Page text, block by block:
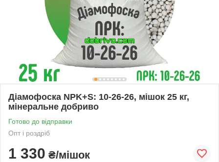
Діамофоска NPK+S: 10-26-26, мішок 25 кг,
мінеральне добриво
Готово до відправки
Опт і роздріб
1 330 ₴/мішок